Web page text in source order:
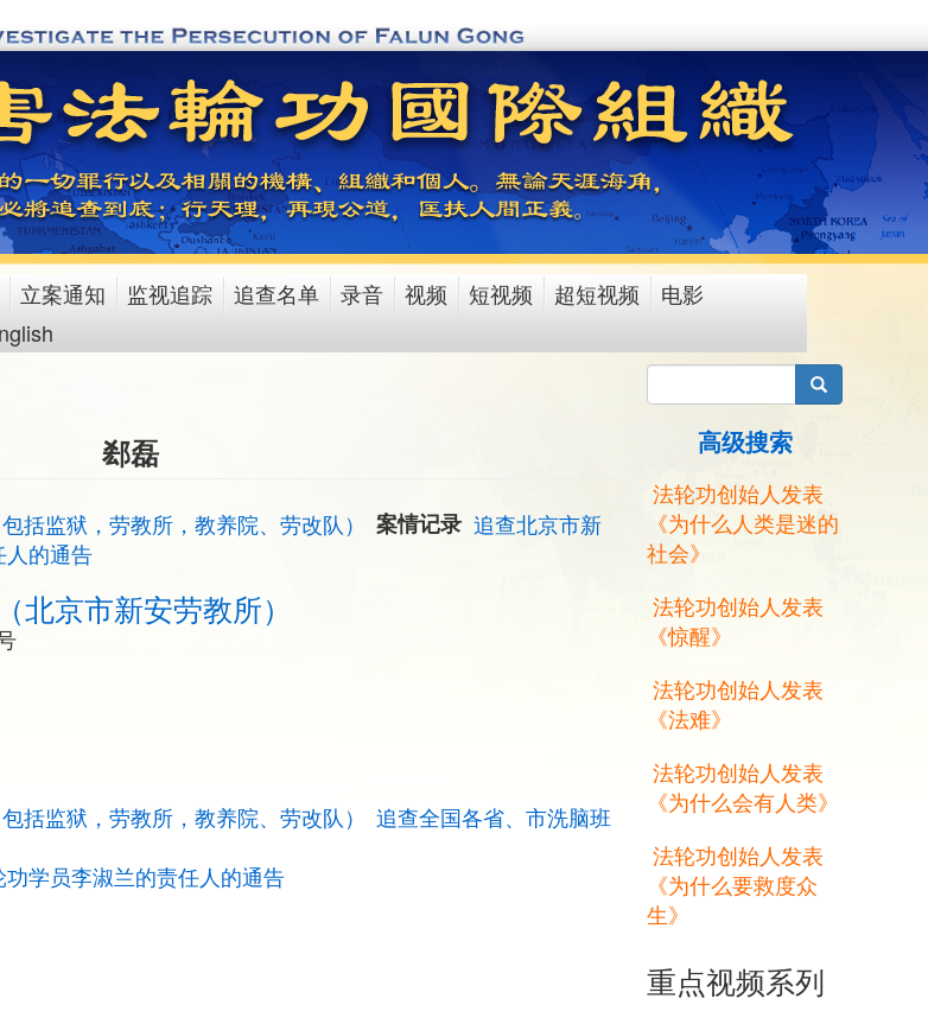
立案通知 监视追踪 追查名单 录音 视频 短视频 超短视频
电影
郄磊
括监狱，劳教所，教养院、劳改队） 案情记录 追查北京市新
人的通告
北京市新安劳教所）
括监狱，劳教所，教养院、劳改队）
追查全国各省、市洗脑班
学员李淑兰的责任人的通告
搜索
高级搜索
法轮功创始人发表
《为什么人类是迷的
社会》
法轮功创始人发表
《惊醒》
法轮功创始人发表
《法难》
法轮功创始人发表
《为什么会有人类》
法轮功创始人发表
《为什么要救度众
生》
重点视频系列